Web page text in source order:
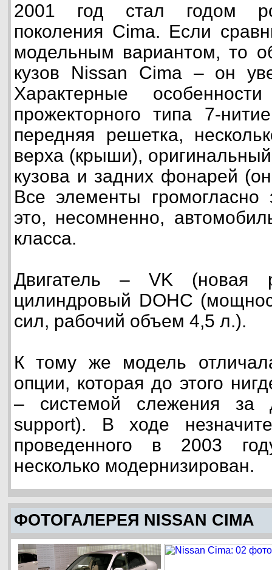
2001 год стал годом
поколения Cima. Если
модельным вариантом, то
кузов Nissan Cima – он
Характерные
прожекторного типа 7-
передняя решетка,
верха (крыши),
кузова и задних фонарей
Все элементы
это, несомненно,
класса.
Двигатель – VK (новая
цилиндровый DOHC
сил, рабочий объем 4,5 л.).
К тому же модель
опции, которая до этого
– системой слежения за
support). В ходе
проведенного в 2003
несколько модернизирован.
ФОТОГАЛЕРЕЯ NISSAN CIMA